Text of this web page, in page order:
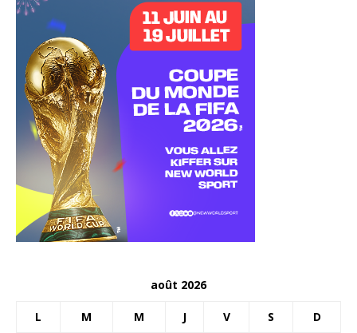
août 2026
L M M J V S D